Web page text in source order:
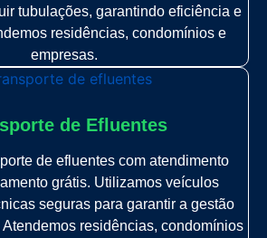
tubulações, garantindo eficiência e
residências, condomínios e
empresas.
de Efluentes
de efluentes com atendimento
grátis. Utilizamos veículos
seguras para garantir a gestão
residências, condomínios